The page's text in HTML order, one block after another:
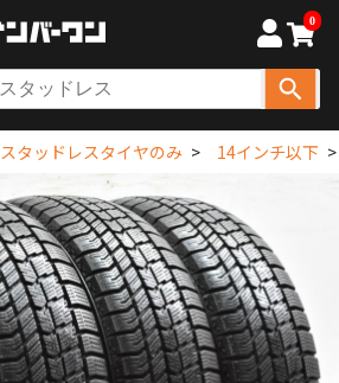
0
スタッドレスタイヤのみ 14インチ以下